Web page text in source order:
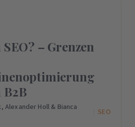
– Grenzen
B2B
Alexander Holl & Bianca
SEO